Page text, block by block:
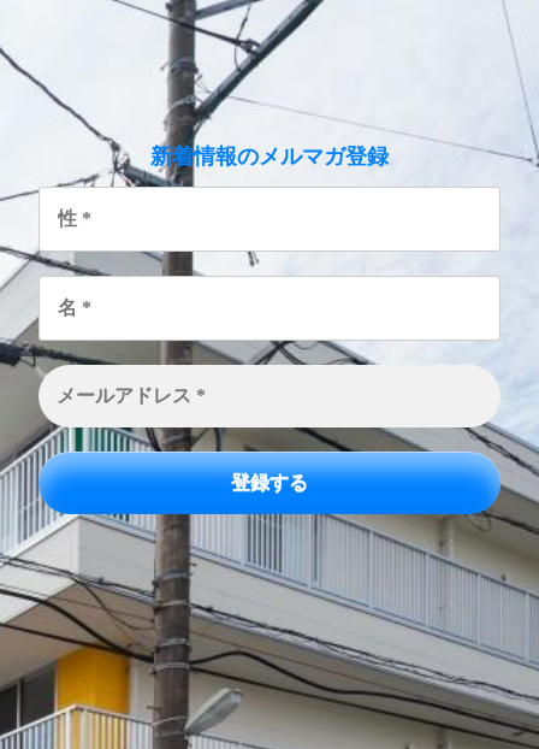
新着情報のメルマガ登録
性
名
メ
ー
ル
ア
ド
レ
ス
*